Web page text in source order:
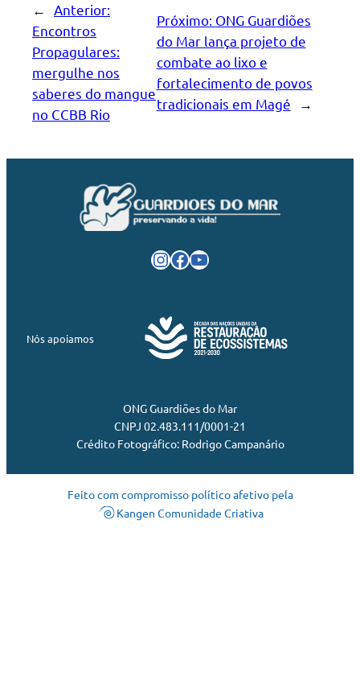
←
Anterior:
Encontros
Propagulares:
mergulhe nos
saberes do mangue
no CCBB Rio
Próximo: ONG Guardiões
do Mar lança projeto de
combate ao lixo e
fortalecimento de povos
tradicionais em Magé
→
InstagramFacebook Youtube
Nós apoiamos
ONG Guardiões do Mar
CNPJ 02.483.111/0001-21
Crédito Fotográfico: Rodrigo Campanário
Feito com compromisso político afetivo pela
Kangen Comunidade Criativa